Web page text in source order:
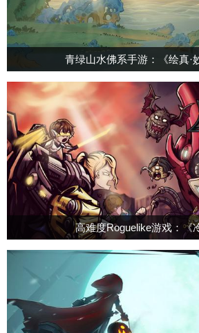
青绿山水佛系手游：《绘真·
高难度Roguelike游戏：《